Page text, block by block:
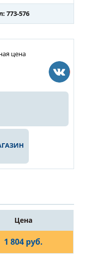
773-576
цена
Цена
1 804 руб.